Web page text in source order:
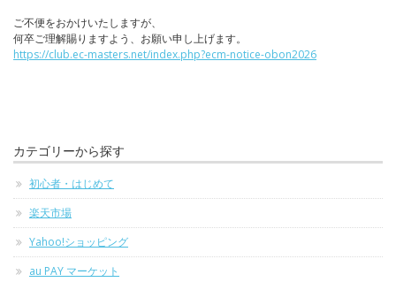
ご不便をおかけいたしますが、
何卒ご理解賜りますよう、お願い申し上げます。
https://club.ec-masters.net/index.php?ecm-notice-obon2026
カテゴリーから探す
初心者・はじめて
楽天市場
Yahoo!ショッピング
au PAY マーケット